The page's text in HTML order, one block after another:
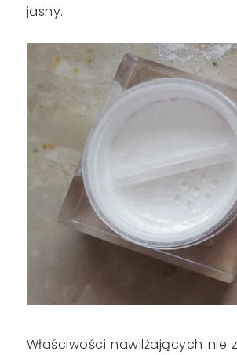
jasny.
Właściwości nawilżających nie